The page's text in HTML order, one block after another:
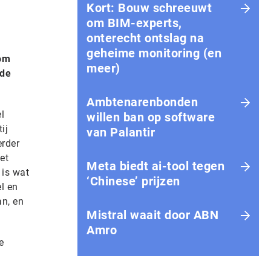
is wat
en
en
Kort: Bouw schreeuwt
om BIM-experts,
onterecht ontslag na
geheime monitoring (en
meer)
Ambtenarenbonden
willen ban op software
van Palantir
Meta biedt ai-tool tegen
‘Chinese’ prijzen
Mistral waait door ABN
Amro